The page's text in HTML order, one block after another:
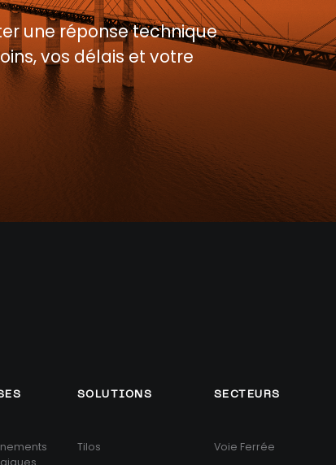
une réponse technique
vos délais et votre
SOLUTIONS
Tilos
SECTEURS
Voie Ferrée